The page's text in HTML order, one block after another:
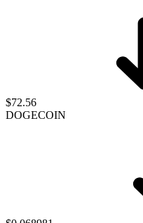
$72.56
DOGECOIN